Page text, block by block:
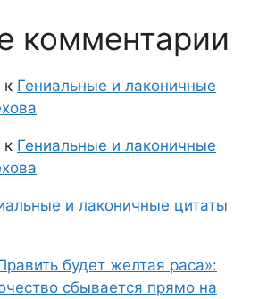
комментарии
к Гениальные и лаконичные
к Гениальные и лаконичные
и лаконичные цитаты
будет желтая раса»:
сбывается прямо на